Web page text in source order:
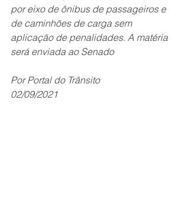
por eixo de ônibus de passageiros e
de caminhões de carga sem
aplicação de penalidades. A matéria
será enviada ao Senado
Por Portal do Trânsito
02/09/2021